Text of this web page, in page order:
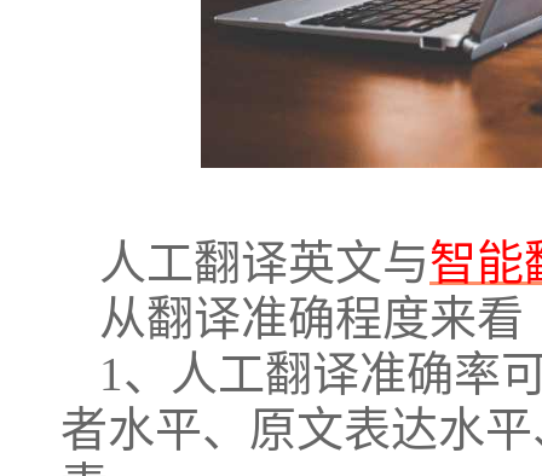
人工翻译英文与智能
从翻译准确程度来看
1、人工翻译准确率
者水平、原文表达水